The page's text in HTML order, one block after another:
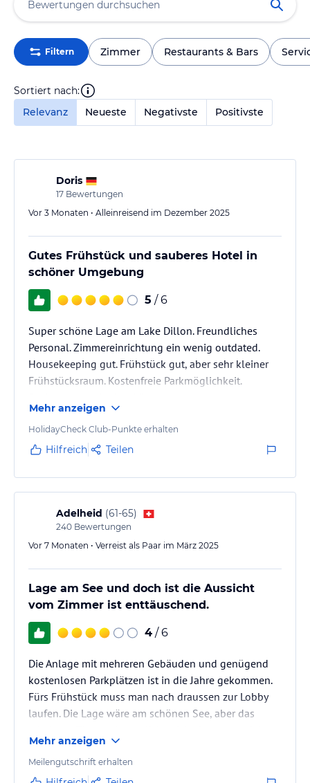
Filtern Zimmer Restaurants & Bars
Sortiert nach:
Relevanz
Neueste Negativste Positivste
Doris
17 Bewertungen
Vor 3 Monaten • Alleinreisend im Dezember 2025
Gutes Frühstück und sauberes Hotel in
schöner Umgebung
5 / 6
Super schöne Lage am Lake Dillon. Freundliches
Personal. Zimmereinrichtung ein wenig outdated.
Housekeeping gut. Frühstück gut, aber sehr kleiner
Frühstücksraum. Kostenfreie Parkmöglichkeit.
Mehr anzeigen
HolidayCheck Club-Punkte erhalten
Hilfreich Teilen
Adelheid (61-65)
240 Bewertungen
Vor 7 Monaten • Verreist als Paar im März 2025
Lage am See und doch ist die Aussicht
vom Zimmer ist enttäuschend.
4 / 6
Die Anlage mit mehreren Gebäuden und genügend
kostenlosen Parkplätzen ist in die Jahre gekommen.
Fürs Frühstück muss man nach draussen zur Lobby
laufen. Die Lage wäre am schönen See, aber das
auf die etwas höheren gelegenen parkierten Autos.
Nicht so toll! Die Zimmer gross, Arbeitspult mit
Bürostuhl und ein weiterer Tisch sorgen für reichlich
Mehr anzeigen
Meilengutschrift erhalten